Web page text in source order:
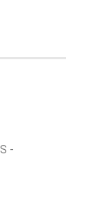
-